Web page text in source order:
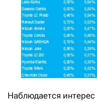
Наблюдается